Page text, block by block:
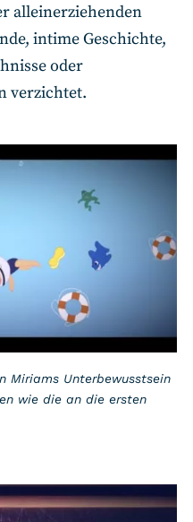
alleinerziehenden
intime Geschichte,
oder
verzichtet.
Miriams Unterbewusstsein
wie die an die ersten